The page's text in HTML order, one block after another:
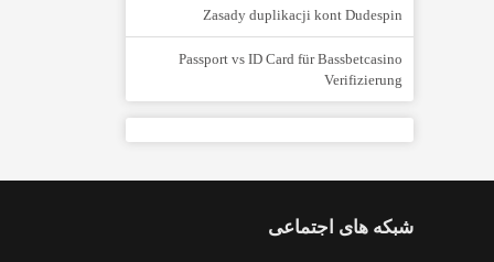
Zasady duplikacji kont Dudespin
Passport vs ID Card für Bassbetcasino
Verifizierung
شبکه های اجتماعی